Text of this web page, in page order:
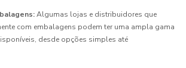
Algumas lojas e distribuidores que
com embalagens podem ter uma ampla gama
desde opções simples até